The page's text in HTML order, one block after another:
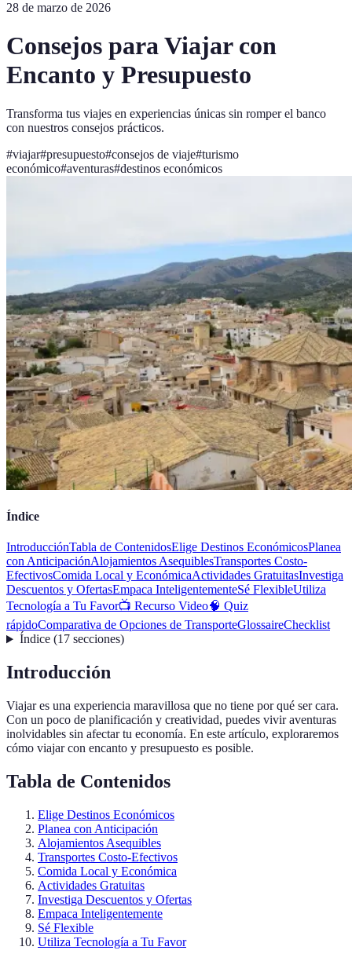
28 de marzo de 2026
Consejos para Viajar con
Encanto y Presupuesto
Transforma tus viajes en experiencias únicas sin romper el banco
con nuestros consejos prácticos.
#viajar#presupuesto#consejos de viaje#turismo
económico#aventuras#destinos económicos
Índice
IntroducciónTabla de ContenidosElige Destinos EconómicosPlanea
con AnticipaciónAlojamientos AsequiblesTransportes Costo-
EfectivosComida Local y EconómicaActividades GratuitasInvestiga
Descuentos y OfertasEmpaca InteligentementeSé FlexibleUtiliza
Tecnología a Tu Favor📺 Recurso Video🧠 Quiz
rápidoComparativa de Opciones de TransporteGlossaireChecklist
Índice(17 secciones)
Introducción
Viajar es una experiencia maravillosa que no tiene por qué ser cara.
Con un poco de planificación y creatividad, puedes vivir aventuras
inolvidables sin afectar tu economía. En este artículo, exploraremos
cómo viajar con encanto y presupuesto es posible.
Tabla de Contenidos
Elige Destinos Económicos
Planea con Anticipación
Alojamientos Asequibles
Transportes Costo-Efectivos
Comida Local y Económica
Actividades Gratuitas
Investiga Descuentos y Ofertas
Empaca Inteligentemente
Sé Flexible
Utiliza Tecnología a Tu Favor